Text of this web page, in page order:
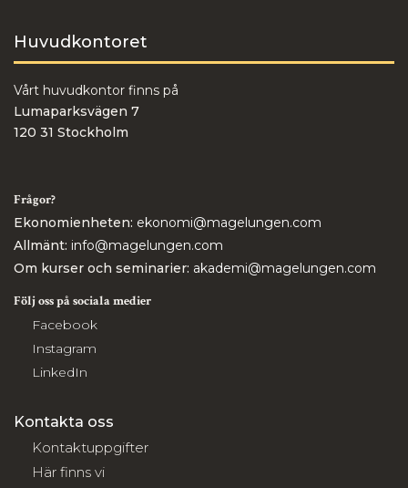
Huvudkontoret
Vårt huvudkontor finns på
Lumaparksvägen 7
120 31 Stockholm
Frågor?
Ekonomienheten: ekonomi@magelungen.com
Allmänt: info@magelungen.com
Om kurser och seminarier: akademi@magelungen.com
Följ oss på sociala medier
Facebook
Instagram
LinkedIn
Kontakta oss
Kontaktuppgifter
Här finns vi